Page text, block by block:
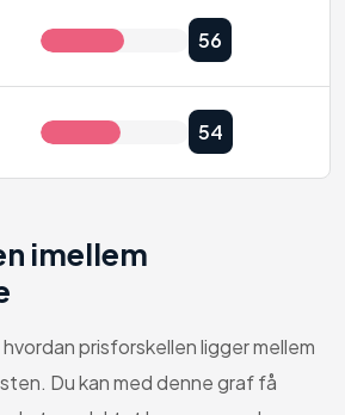
WP71-265WT - Anmeldelse
ECO Silent - Anmeldelse
56
54
imellem
prisforskellen ligger mellem
Du kan med denne graf få